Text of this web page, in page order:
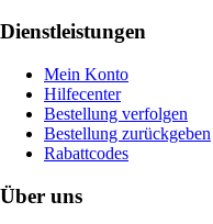
Dienstleistungen
Mein Konto
Hilfecenter
Bestellung verfolgen
Bestellung zurückgeben
Rabattcodes
Über uns